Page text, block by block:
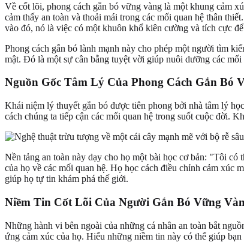
Về cốt lõi, phong cách gắn bó vững vàng là một khung cảm
cảm thấy an toàn và thoải mái trong các mối quan hệ thân
vào đó, nó là việc có một khuôn khổ kiên cường và tích cực
Phong cách gắn bó lành mạnh này cho phép một người tìm
mật. Đó là một sự cân bằng tuyệt vời giúp nuôi dưỡng các
Nguồn Gốc Tâm Lý Của Phong Cách Gắn Bó
Khái niệm lý thuyết gắn bó được tiên phong bởi nhà tâm lý
cách chúng ta tiếp cận các mối quan hệ trong suốt cuộc đời.
Nền tảng an toàn này dạy cho họ một bài học cơ bản: "Tôi
của họ về các mối quan hệ. Họ học cách điều chỉnh cảm xúc
giúp họ tự tin khám phá thế giới.
Niềm Tin Cốt Lõi Của Người Gắn Bó Vững
Những hành vi bên ngoài của những cá nhân an toàn bắt
ứng cảm xúc của họ. Hiểu những niềm tin này có thể giúp